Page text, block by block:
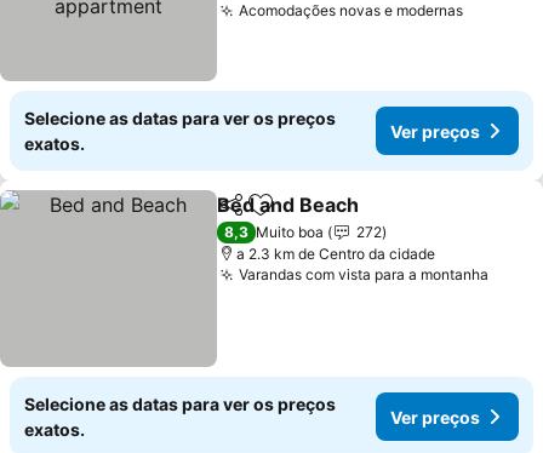
Acomodações novas e modernasVer
Selecione as datas para ver os preços
exatos.
Ver preços
PartilharAdicionar aos favoritos
Bed and Beach
8,3 Muito boa
272
a 2.3 km de Centro da cidade
Varandas com vista para a montanha
Selecione as datas para ver os preços
exatos.
Ver preços